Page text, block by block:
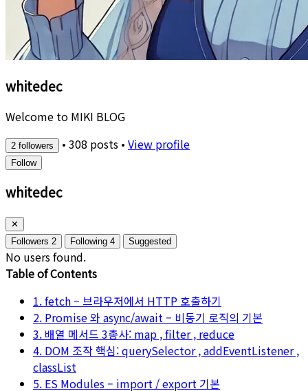
whitedec
Welcome to MIKI BLOG
2 followers • 308 posts • View profile
Follow
whitedec
✕
Followers 2 Following 4 Suggested
No users found.
Table of Contents
1. fetch – 브라우저에서 HTTP 호출하기
2. Promise 와 async/await – 비동기 로직의 기본
3. 배열 메서드 3총사: map , filter , reduce
4. DOM 조작 핵심: querySelector , addEventListener ,
classList
5. ES Modules – import / export 기본